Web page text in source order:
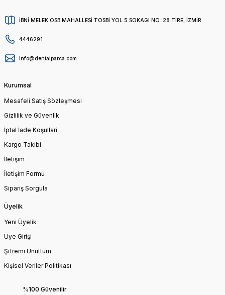
İBNİ MELEK OSB MAHALLESİ TOSBİ YOL 5 SOKAGI NO :28 TİRE, İZMİR
4446291
info@dentalparca.com
Kurumsal
Mesafeli Satış Sözleşmesi
Gizlilik ve Güvenlik
İptal İade Koşullari
Kargo Takibi
İletişim
İletişim Formu
Sipariş Sorgula
Üyelik
Yeni Üyelik
Üye Girişi
Şifremi Unuttum
Kişisel Veriler Politikası
%100 Güvenilir